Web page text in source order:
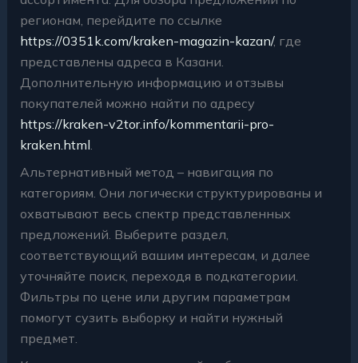
регионам, перейдите по ссылке
https://0351k.com/kraken-magazin-kazan/, где
представлены адреса в Казани.
Дополнительную информацию и отзывы
покупателей можно найти по адресу
https://kraken-v2tor.info/kommentarii-pro-
kraken.html
Альтернативный метод – навигация по
категориям. Они логически структурированы и
охватывают весь спектр представленных
предложений. Выберите раздел,
соответствующий вашим интересам, и далее
уточняйте поиск, переходя в подкатегории.
Фильтры по цене или другим параметрам
помогут сузить выборку и найти нужный
предмет.